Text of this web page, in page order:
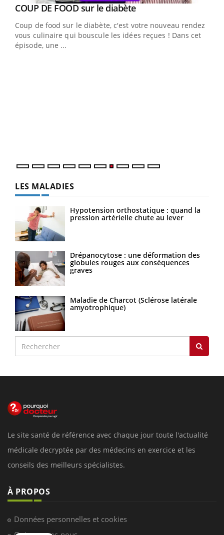
Youtube
COUP DE FOOD sur le diabèteYoutube
Coup de food sur le diabète, c'est votre nouveau rendez-
vous culinaire qui bouscule les idées reçues ! Dans cet
épisode, une ...
LES MALADIES
Hypotension orthostatique : quand la
pression artérielle chute au lever
Drépanocytose : une déformation des
globules rouges aux conséquences
graves
Maladie de Charcot (Sclérose latérale
amyotrophique)
Le site santé de référence avec chaque jour toute l'actualité
médicale decryptée par des médecins en exercice et les
conseils des meilleurs spécialistes.
À PROPOS
Données personnelles et cookies